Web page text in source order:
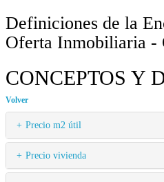
Definiciones de la
Oferta Inmobiliaria -
CONCEPTOS Y
Volver
Precio m2 útil
Precio vivienda